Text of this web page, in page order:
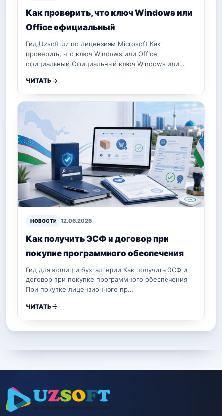
Как проверить, что ключ Windows или
Office официальный
Гид Uzsoft.uz по лицензиям Microsoft Как
проверить, что ключ Windows или Office
официальный Официальный ключ Windows или…
ЧИТАТЬ
НОВОСТИ 12.06.2026
Как получить ЭСФ и договор при
покупке программного обеспечения
Гид для юрлиц и бухгалтерии Как получить ЭСФ и
договор при покупке программного обеспечения
При покупке лицензионного пр…
ЧИТАТЬ